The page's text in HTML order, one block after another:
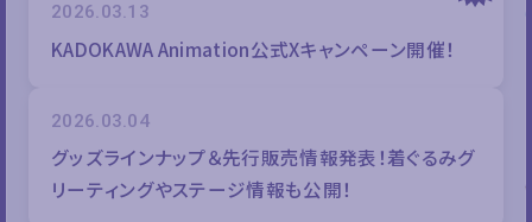
2026.03.13
KADOKAWA Animation公式Xキャンペーン開催！
2026.03.04
グッズラインナップ＆先行販売情報発表！着ぐるみグ
リーティングやステージ情報も公開！